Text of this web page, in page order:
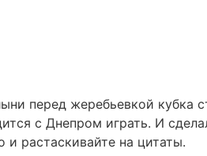
перед жеребьевкой кубка
с Днепром играть. И
и растаскивайте на цитаты.